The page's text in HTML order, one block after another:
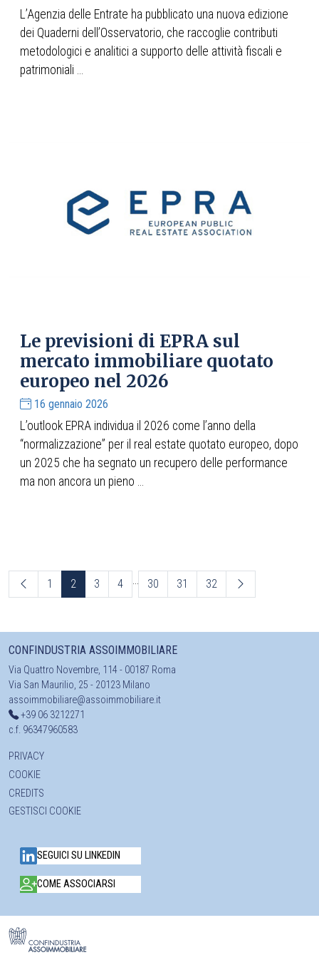
L’Agenzia delle Entrate ha pubblicato una nuova edizione
dei Quaderni dell’Osservatorio, che raccoglie contributi
metodologici e analitici a supporto delle attività fiscali e
patrimoniali ...
Le previsioni di EPRA sul
mercato immobiliare quotato
europeo nel 2026
16 gennaio 2026
L’outlook EPRA individua il 2026 come l’anno della
“normalizzazione” per il real estate quotato europeo, dopo
un 2025 che ha segnato un recupero delle performance
ma non ancora un pieno ...
1 2 3 4 30 31 32
CONFINDUSTRIA ASSOIMMOBILIARE
Via Quattro Novembre, 114 - 00187 Roma
Via San Maurilio, 25 - 20123 Milano
assoimmobiliare@assoimmobiliare.it
+39 06 3212271
c.f. 96347960583
PRIVACY
COOKIE
CREDITS
GESTISCI COOKIE
SEGUICI SU LINKEDIN
COME ASSOCIARSI